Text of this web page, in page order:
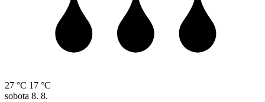
27 °C 17 °C
sobota 8. 8.